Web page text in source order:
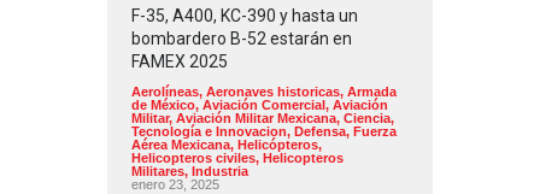
F-35, A400, KC-390 y hasta un
bombardero B-52 estarán en
FAMEX 2025
Aerolíneas, Aeronaves historicas, Armada
de México, Aviación Comercial, Aviación
Militar, Aviación Militar Mexicana, Ciencia,
Tecnología e Innovacion, Defensa, Fuerza
Aérea Mexicana, Helicópteros,
Helicopteros civiles, Helicopteros
Militares, Industria
enero 23, 2025